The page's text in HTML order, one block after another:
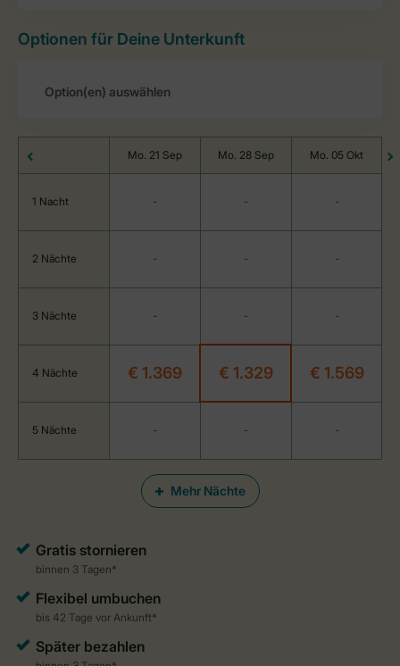
Optionen für Deine Unterkunft
Mehr Nächte
Mo. 21 Sep Mo. 28 Sep Mo. 05 Okt
1 Nacht - - -
2 Nächte - - -
3 Nächte - - -
4 Nächte € 1.369 € 1.329 € 1.569
5 Nächte - - -